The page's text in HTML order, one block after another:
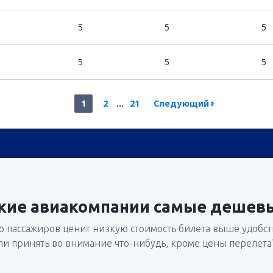
5 5 5
5 5 5
1 2 ... 21 Следующий
авиакомпании самые
пассажиров ценит низкую стоимость билета выше
принять во внимание что-нибудь, кроме цены